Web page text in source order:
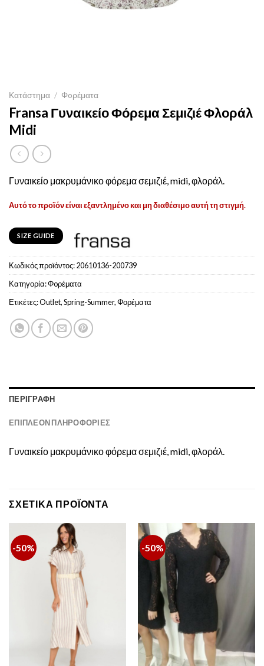
Κατάστημα / Φoρέματα
Fransa Γυναικείο Φόρεμα Σεμιζιέ Φλοράλ
Midi
Γυναικείο μακρυμάνικο φόρεμα σεμιζιέ, midi, φλοράλ.
Αυτό το προϊόν είναι εξαντλημένο και μη διαθέσιμο αυτή τη στιγμή.
SIZE GUIDE
Κωδικός προϊόντος:20610136-200739
Κατηγορία:Φoρέματα
Ετικέτες:Outlet,Spring-Summer,Φορέματα
ΠΕΡΙΓΡΑΦΉ
ΕΠΙΠΛΈΟΝ ΠΛΗΡΟΦΟΡΊΕΣ
Γυναικείο μακρυμάνικο φόρεμα σεμιζιέ, midi, φλοράλ.
ΣΧΕΤΙΚΆ ΠΡΟΪΌΝΤΑ
-50% -50%